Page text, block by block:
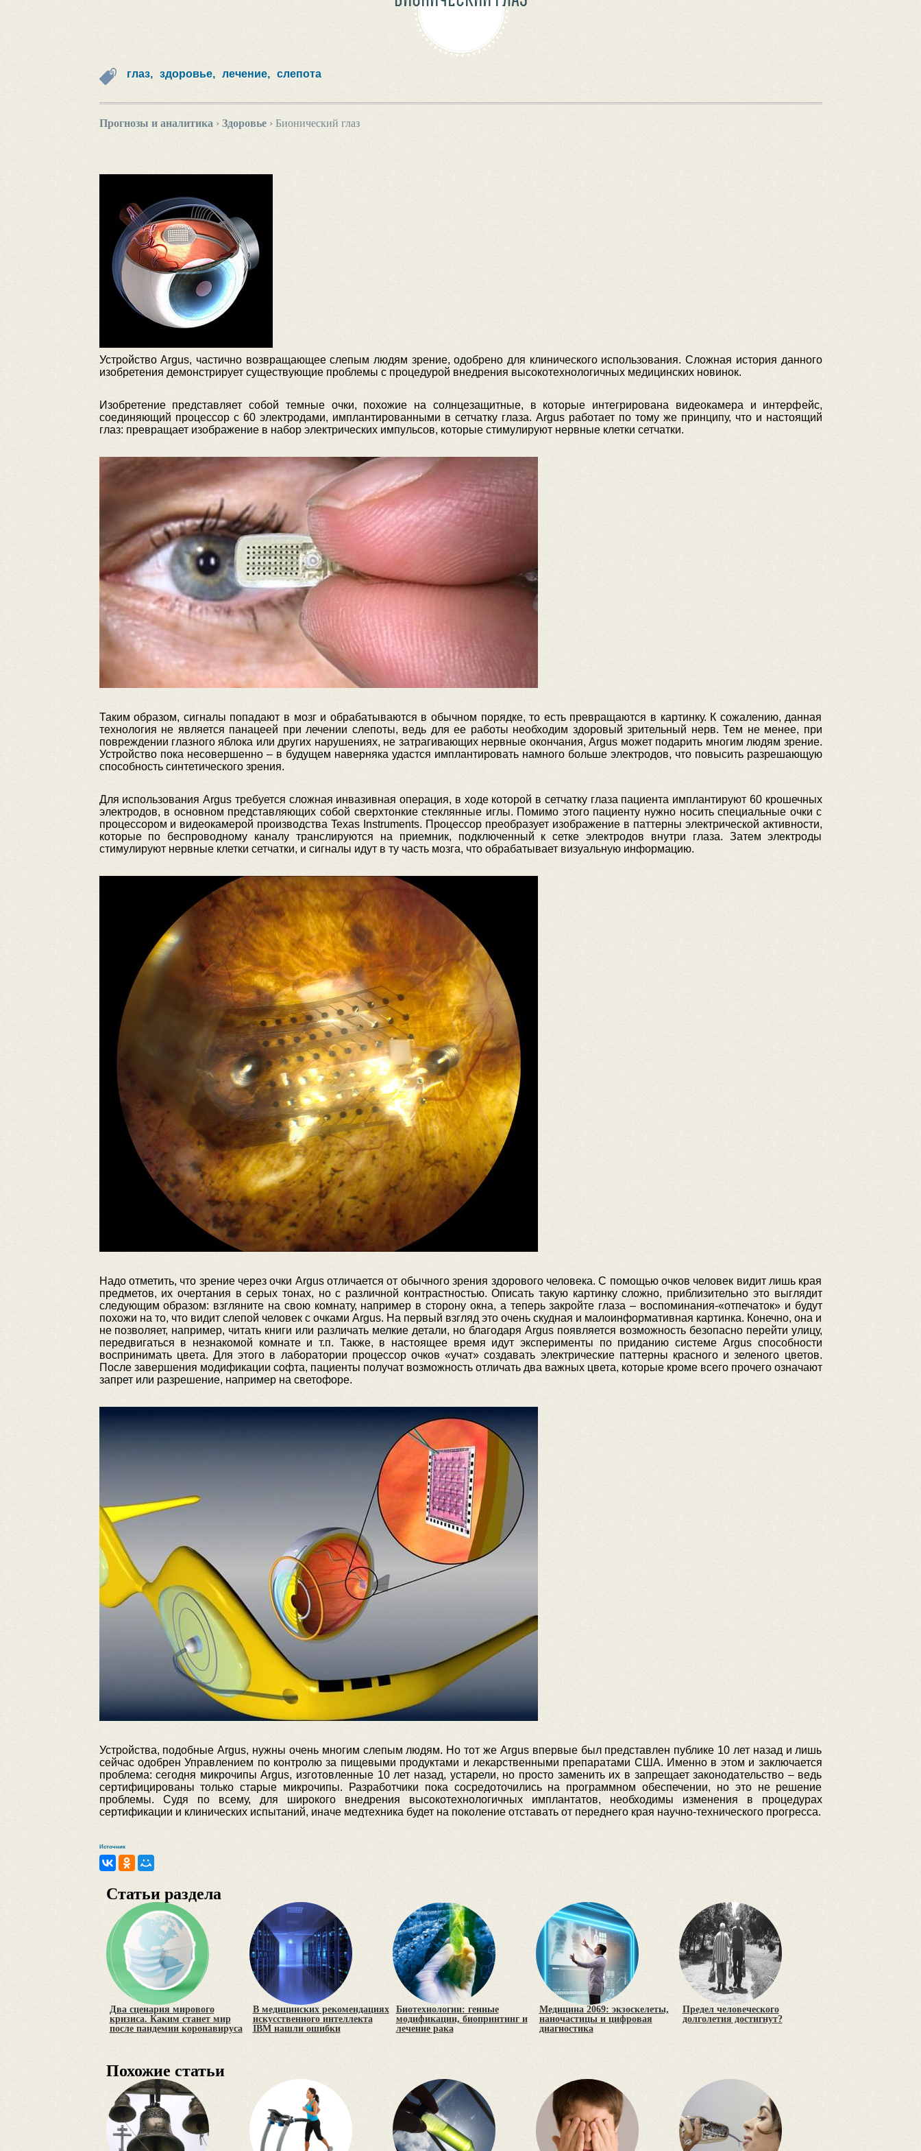
глаз, здоровье, лечение, слепота
Прогнозы и аналитика › Здоровье› Бионический глаз
Устройство Argus, частично возвращающее слепым людям зрение, одобрено для клинического использования. Сложная история данного
изобретения демонстрирует существующие проблемы с процедурой внедрения высокотехнологичных медицинских новинок.
Изобретение представляет собой темные очки, похожие на солнцезащитные, в которые интегрирована видеокамера и интерфейс,
соединяющий процессор с 60 электродами, имплантированными в сетчатку глаза. Argus работает по тому же принципу, что и настоящий
глаз: превращает изображение в набор электрических импульсов, которые стимулируют нервные клетки сетчатки.
Таким образом, сигналы попадают в мозг и обрабатываются в обычном порядке, то есть превращаются в картинку. К сожалению, данная
технология не является панацеей при лечении слепоты, ведь для ее работы необходим здоровый зрительный нерв. Тем не менее, при
повреждении глазного яблока или других нарушениях, не затрагивающих нервные окончания, Argus может подарить многим людям зрение.
Устройство пока несовершенно – в будущем наверняка удастся имплантировать намного больше электродов, что повысить разрешающую
способность синтетического зрения.
Для использования Argus требуется сложная инвазивная операция, в ходе которой в сетчатку глаза пациента имплантируют 60 крошечных
электродов, в основном представляющих собой сверхтонкие стеклянные иглы. Помимо этого пациенту нужно носить специальные очки с
процессором и видеокамерой производства Texas Instruments. Процессор преобразует изображение в паттерны электрической активности,
которые по беспроводному каналу транслируются на приемник, подключенный к сетке электродов внутри глаза. Затем электроды
стимулируют нервные клетки сетчатки, и сигналы идут в ту часть мозга, что обрабатывает визуальную информацию.
Надо отметить, что зрение через очки Argus отличается от обычного зрения здорового человека. С помощью очков человек видит лишь края
предметов, их очертания в серых тонах, но с различной контрастностью. Описать такую картинку сложно, приблизительно это выглядит
следующим образом: взгляните на свою комнату, например в сторону окна, а теперь закройте глаза – воспоминания-«отпечаток» и будут
похожи на то, что видит слепой человек с очками Argus. На первый взгляд это очень скудная и малоинформативная картинка. Конечно, она и
не позволяет, например, читать книги или различать мелкие детали, но благодаря Argus появляется возможность безопасно перейти улицу,
передвигаться в незнакомой комнате и т.п. Также, в настоящее время идут эксперименты по приданию системе Argus способности
воспринимать цвета. Для этого в лаборатории процессор очков «учат» создавать электрические паттерны красного и зеленого цветов.
После завершения модификации софта, пациенты получат возможность отличать два важных цвета, которые кроме всего прочего означают
запрет или разрешение, например на светофоре.
Устройства, подобные Argus, нужны очень многим слепым людям. Но тот же Argus впервые был представлен публике 10 лет назад и лишь
сейчас одобрен Управлением по контролю за пищевыми продуктами и лекарственными препаратами США. Именно в этом и заключается
проблема: сегодня микрочипы Argus, изготовленные 10 лет назад, устарели, но просто заменить их в запрещает законодательство – ведь
сертифицированы только старые микрочипы. Разработчики пока сосредоточились на программном обеспечении, но это не решение
проблемы. Судя по всему, для широкого внедрения высокотехнологичных имплантатов, необходимы изменения в процедурах
сертификации и клинических испытаний, иначе медтехника будет на поколение отставать от переднего края научно-технического прогресса.
Источник
Статьи раздела
Два сценария мирового
кризиса. Каким станет мир
после пандемии коронавируса
В медицинских рекомендациях
искусственного интеллекта
IBM нашли ошибки
Биотехнологии: генные
модификации, биопринтинг и
лечение рака
Медицина 2069: экзоскелеты,
наночастицы и цифровая
диагностика
Предел человеческого
долголетия достигнут?
Похожие статьи